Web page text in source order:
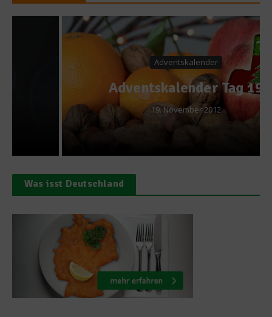
Adventskalender
Adventskalender Tag 19
19. November 2012
Was isst Deutschland